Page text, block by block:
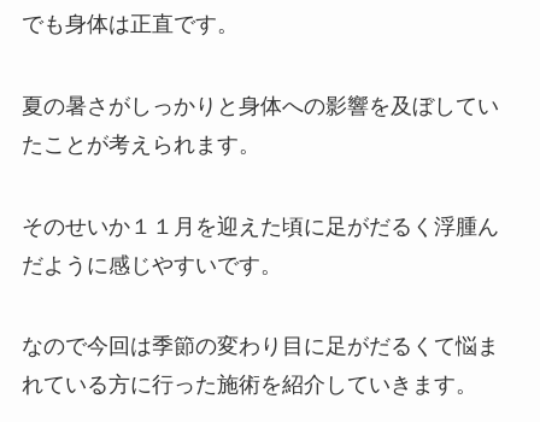
でも身体は正直です。
夏の暑さがしっかりと身体への影響を及ぼしてい
たことが考えられます。
そのせいか１１月を迎えた頃に足がだるく浮腫ん
だように感じやすいです。
なので今回は季節の変わり目に足がだるくて悩ま
れている方に行った施術を紹介していきます。